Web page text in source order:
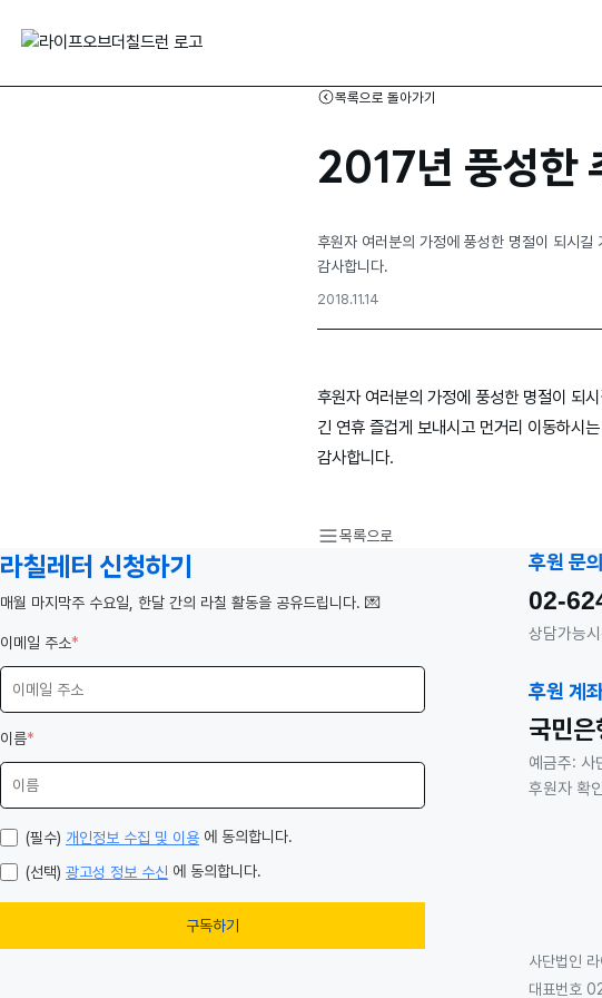
목록으로 돌아가기
2017년 풍성한
후원자 여러분의 가정에 풍성한 명절이 되시
감사합니다.
2018.11.14
후원자 여러분의 가정에 풍성한 명절이 되
긴 연휴 즐겁게 보내시고 먼거리 이동하시
감사합니다.
목록으로
라칠레터 신청하기
️매월 마지막주 수요일, 한달 간의 라칠 활동을 공유드립니다. 💌
이메일 주소*
이름*
(필수) 개인정보 수집 및 이용 에 동의합니다.
(선택) 광고성 정보 수신 에 동의합니다.
구독하기
후원 문의
02-
상담가능
후원 계
국민은
예금주: 사
후원자 확
사단법인
대표번호